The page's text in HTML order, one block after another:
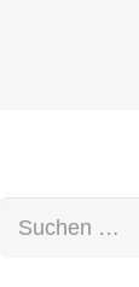
Suchen